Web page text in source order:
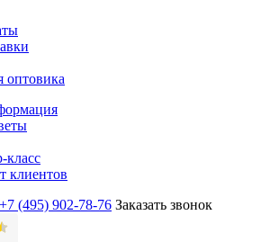
оптовика
класс
клиентов
+7 (495) 902-78-76 Заказать звонок